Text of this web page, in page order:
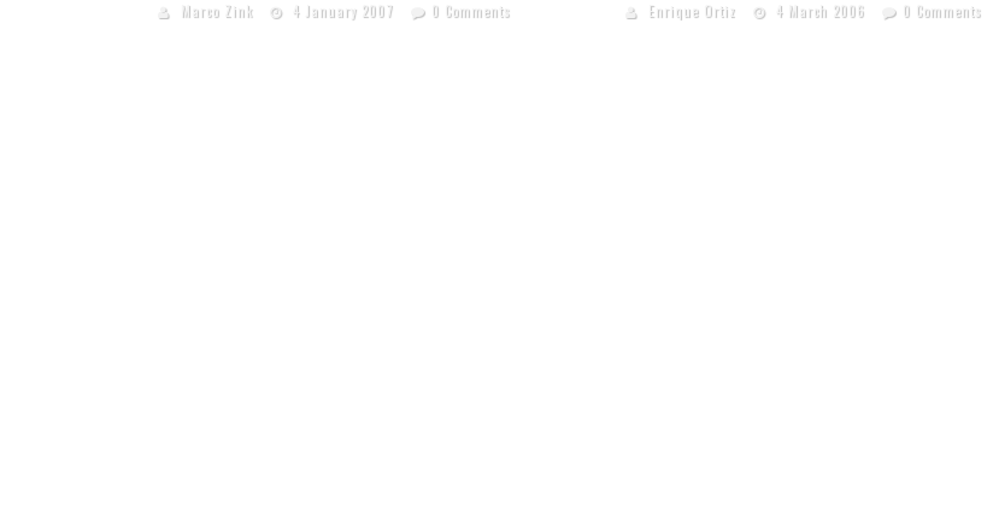
Marco Zink 4 January 2007 0 Comments Enrique Ortiz 4 March 2006 0 Comments